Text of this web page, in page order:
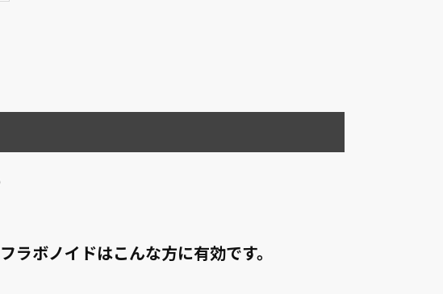
ボノイドはこんな方に有効です。